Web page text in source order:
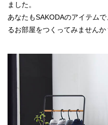
ました。
あなたもSAKODAのアイテム
るお部屋をつくってみませんか